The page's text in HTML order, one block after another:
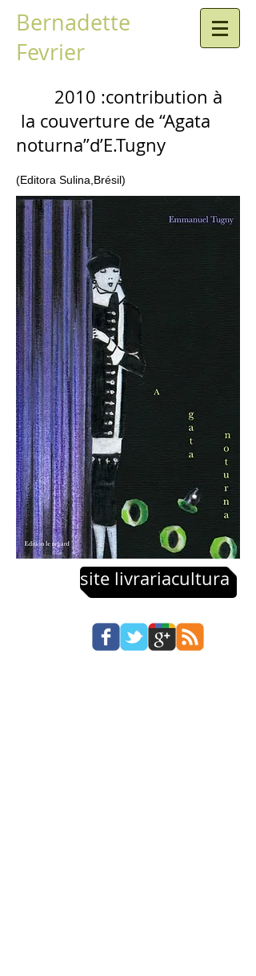
Bernadette
Fevrier
2010 :contribution à
la couverture de “Agata
noturna”d’E.Tugny
(Editora Sulina,Brésil)
site livrariacultura